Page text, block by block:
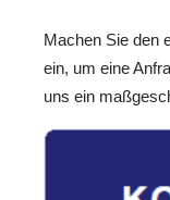
Machen Sie den
ein, um eine
uns ein